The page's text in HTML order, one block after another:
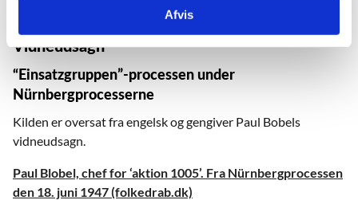
Afvis
Vidneudsagn
“Einsatzgruppen”-processen under
Nürnbergprocesserne
Kilden er oversat fra engelsk og gengiver Paul Bobels
vidneudsagn.
Paul Blobel, chef for ‘aktion 1005’. Fra Nürnbergprocessen
den 18. juni 1947 (folkedrab.dk)